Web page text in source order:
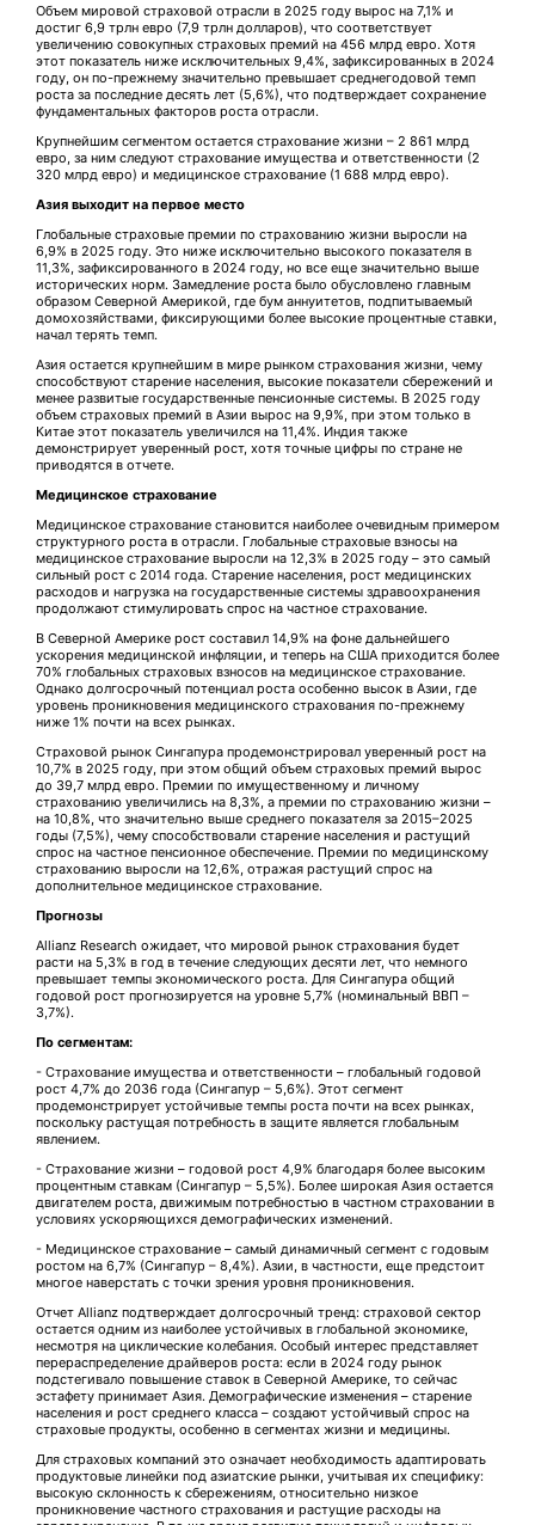
Объем мировой страховой отрасли в 2025 году вырос на 7,1% и
достиг 6,9 трлн евро (7,9 трлн долларов), что соответствует
увеличению совокупных страховых премий на 456 млрд евро. Хотя
этот показатель ниже исключительных 9,4%, зафиксированных в 2024
году, он по-прежнему значительно превышает среднегодовой темп
роста за последние десять лет (5,6%), что подтверждает сохранение
фундаментальных факторов роста отрасли.
Крупнейшим сегментом остается страхование жизни – 2 861 млрд
евро, за ним следуют страхование имущества и ответственности (2
320 млрд евро) и медицинское страхование (1 688 млрд евро).
Азия выходит на первое место
Глобальные страховые премии по страхованию жизни выросли на
6,9% в 2025 году. Это ниже исключительно высокого показателя в
11,3%, зафиксированного в 2024 году, но все еще значительно выше
исторических норм. Замедление роста было обусловлено главным
образом Северной Америкой, где бум аннуитетов, подпитываемый
домохозяйствами, фиксирующими более высокие процентные ставки,
начал терять темп.
Азия остается крупнейшим в мире рынком страхования жизни, чему
способствуют старение населения, высокие показатели сбережений и
менее развитые государственные пенсионные системы. В 2025 году
объем страховых премий в Азии вырос на 9,9%, при этом только в
Китае этот показатель увеличился на 11,4%. Индия также
демонстрирует уверенный рост, хотя точные цифры по стране не
приводятся в отчете.
Медицинское страхование
Медицинское страхование становится наиболее очевидным примером
структурного роста в отрасли. Глобальные страховые взносы на
медицинское страхование выросли на 12,3% в 2025 году – это самый
сильный рост с 2014 года. Старение населения, рост медицинских
расходов и нагрузка на государственные системы здравоохранения
продолжают стимулировать спрос на частное страхование.
В Северной Америке рост составил 14,9% на фоне дальнейшего
ускорения медицинской инфляции, и теперь на США приходится более
70% глобальных страховых взносов на медицинское страхование.
Однако долгосрочный потенциал роста особенно высок в Азии, где
уровень проникновения медицинского страхования по-прежнему
ниже 1% почти на всех рынках.
Страховой рынок Сингапура продемонстрировал уверенный рост на
10,7% в 2025 году, при этом общий объем страховых премий вырос
до 39,7 млрд евро. Премии по имущественному и личному
страхованию увеличились на 8,3%, а премии по страхованию жизни –
на 10,8%, что значительно выше среднего показателя за 2015–2025
годы (7,5%), чему способствовали старение населения и растущий
спрос на частное пенсионное обеспечение. Премии по медицинскому
страхованию выросли на 12,6%, отражая растущий спрос на
дополнительное медицинское страхование.
Прогнозы
Allianz Research ожидает, что мировой рынок страхования будет
расти на 5,3% в год в течение следующих десяти лет, что немного
превышает темпы экономического роста. Для Сингапура общий
годовой рост прогнозируется на уровне 5,7% (номинальный ВВП –
3,7%).
По сегментам:
- Страхование имущества и ответственности – глобальный годовой
рост 4,7% до 2036 года (Сингапур – 5,6%). Этот сегмент
продемонстрирует устойчивые темпы роста почти на всех рынках,
поскольку растущая потребность в защите является глобальным
явлением.
- Страхование жизни – годовой рост 4,9% благодаря более высоким
процентным ставкам (Сингапур – 5,5%). Более широкая Азия остается
двигателем роста, движимым потребностью в частном страховании в
условиях ускоряющихся демографических изменений.
- Медицинское страхование – самый динамичный сегмент с годовым
ростом на 6,7% (Сингапур – 8,4%). Азии, в частности, еще предстоит
многое наверстать с точки зрения уровня проникновения.
Отчет Allianz подтверждает долгосрочный тренд: страховой сектор
остается одним из наиболее устойчивых в глобальной экономике,
несмотря на циклические колебания. Особый интерес представляет
перераспределение драйверов роста: если в 2024 году рынок
подстегивало повышение ставок в Северной Америке, то сейчас
эстафету принимает Азия. Демографические изменения – старение
населения и рост среднего класса – создают устойчивый спрос на
страховые продукты, особенно в сегментах жизни и медицины.
Для страховых компаний это означает необходимость адаптировать
продуктовые линейки под азиатские рынки, учитывая их специфику:
высокую склонность к сбережениям, относительно низкое
проникновение частного страхования и растущие расходы на